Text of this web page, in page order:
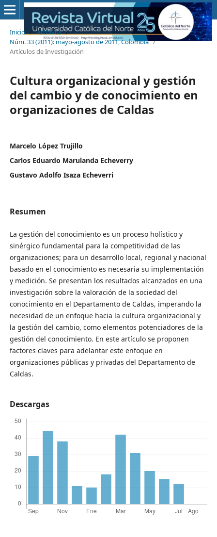
Inicio / Archivos /
Núm. 33 (2011): mayo-agosto de 2011, Colombia /
Artículos de Investigación
Cultura organizacional y gestión
del cambio y de conocimiento en
organizaciones de Caldas
Marcelo López Trujillo
Carlos Eduardo Marulanda Echeverry
Gustavo Adolfo Isaza Echeverri
Resumen
La gestión del conocimiento es un proceso holístico y
sinérgico fundamental para la competitividad de las
organizaciones; para un desarrollo local, regional y nacional
basado en el conocimiento es necesaria su implementación
y medición. Se presentan los resultados alcanzados en una
investigación sobre la valoración de la sociedad del
conocimiento en el Departamento de Caldas, imperando la
necesidad de un enfoque hacia la cultura organizacional y
la gestión del cambio, como elementos potenciadores de la
gestión del conocimiento. En este artículo se proponen
factores claves para adelantar este enfoque en
organizaciones públicas y privadas del Departamento de
Caldas.
Descargas